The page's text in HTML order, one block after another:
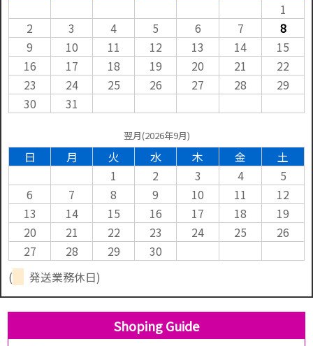
1
2
3 4 5 6 7
8
9
10 11 12 13 14
15
16
17 18 19 20 21
22
23
24 25 26 27 28
29
30
31
翌月(2026年9月)
日 月 火 水 木 金
土
1
2 3 4
5
6
7 8 9 10 11
12
13
14 15 16 17 18
19
20
21 22 23 24 25
26
27
28 29
30
(
発送業務休日)
Shoping Guide